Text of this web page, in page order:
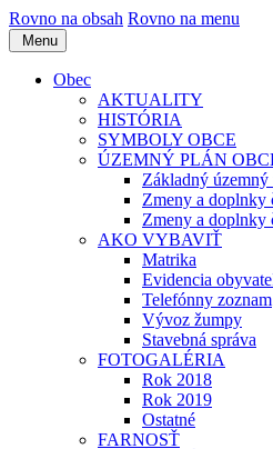
Rovno na obsah Rovno na menu
Menu
Obec
AKTUALITY
HISTÓRIA
SYMBOLY OBCE
ÚZEMNÝ PLÁN
Základný
Zmeny a doplnky
Zmeny a doplnky
AKO VYBAVIŤ
Matrika
Evidencia
Telefónny zoznam
Vývoz žumpy
Stavebná správa
FOTOGALÉRIA
Rok 2018
Rok 2019
Ostatné
FARNOSŤ